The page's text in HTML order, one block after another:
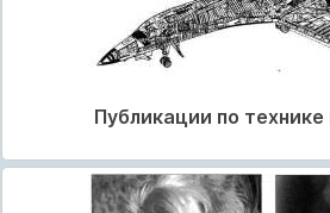
Публикации по